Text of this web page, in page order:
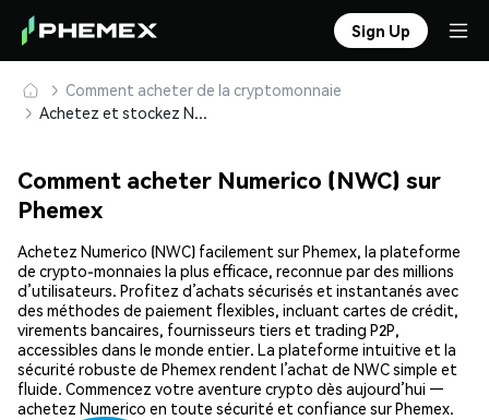
Sign Up
Comment acheter de la cryptomonnaie
Achetez et stockez Numerico (NWC) en toute sécurité
Comment acheter Numerico (NWC) sur
Phemex
Achetez Numerico (NWC) facilement sur Phemex, la plateforme
de crypto-monnaies la plus efficace, reconnue par des millions
d’utilisateurs. Profitez d’achats sécurisés et instantanés avec
des méthodes de paiement flexibles, incluant cartes de crédit,
virements bancaires, fournisseurs tiers et trading P2P,
accessibles dans le monde entier. La plateforme intuitive et la
sécurité robuste de Phemex rendent l’achat de NWC simple et
fluide. Commencez votre aventure crypto dès aujourd’hui —
achetez Numerico en toute sécurité et confiance sur Phemex.